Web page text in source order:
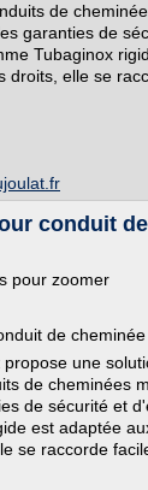
de
garanties de
Tubaginox
droits, elle se
conduit
pour zoomer
de
une
de cheminées
de sécurité et
est adaptée
se raccorde